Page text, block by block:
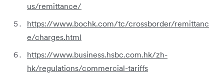
us/remittance/
https://www.bochk.com/tc/crossborder/remittanc
e/charges.html
https://www.business.hsbc.com.hk/zh-
hk/regulations/commercial-tariffs